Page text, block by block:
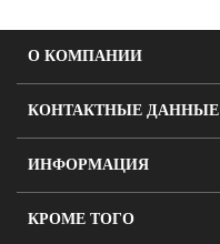
О КОМПАНИИ
КОНТАКТНЫЕ ДАННЫЕ
ИНФОРМАЦИЯ
КРОМЕ ТОГО